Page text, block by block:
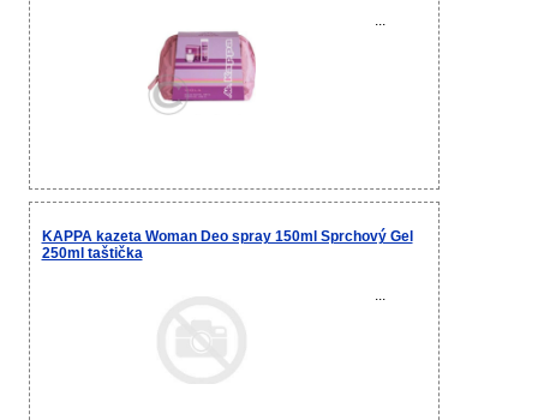
...
KAPPA kazeta Woman Deo spray 150ml Sprchový Gel
250ml taštička
...